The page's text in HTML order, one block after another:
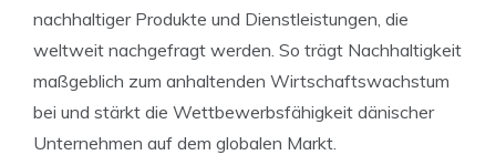
nachhaltiger Produkte und Dienstleistungen, die
weltweit nachgefragt werden. So trägt Nachhaltigkeit
maßgeblich zum anhaltenden Wirtschaftswachstum
bei und stärkt die Wettbewerbsfähigkeit dänischer
Unternehmen auf dem globalen Markt.